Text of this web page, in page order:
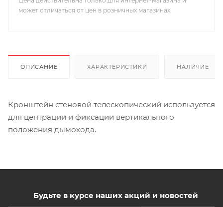
может отличаться от цен в розничных магазинах
ОПИСАНИЕ ХАРАКТЕРИСТИКИ НАЛИЧИЕ
Кронштейн стеновой телескопический используется
для центрации и фиксации вертикального
положения дымохода.
Будьте в курсе наших акций и новостей